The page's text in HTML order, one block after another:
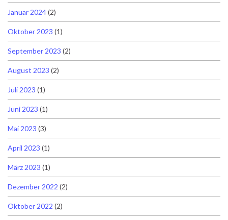
Januar 2024(2)
Oktober 2023 (1)
September 2023 (2)
August 2023 (2)
Juli 2023 (1)
Juni 2023 (1)
Mai 2023 (3)
April 2023 (1)
März 2023 (1)
Dezember 2022 (2)
Oktober 2022 (2)